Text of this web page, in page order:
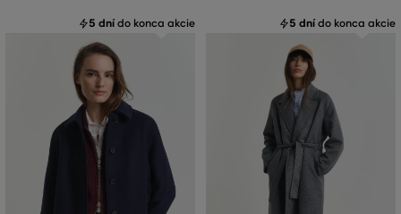
5 dní do konca akcie 5 dní do konca akcie